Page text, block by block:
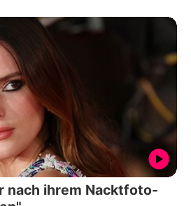
nach ihrem Nacktfoto-